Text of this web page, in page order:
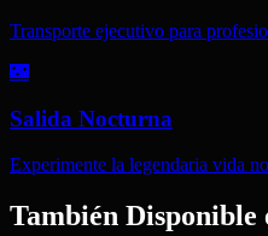
Transporte ejecutivo para
🌃
Salida Nocturna
Experimente la legendaria vida
También Disponible